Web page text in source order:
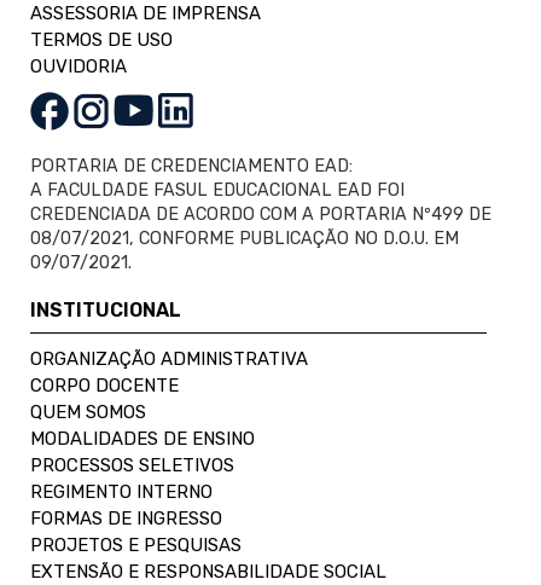
ASSESSORIA DE IMPRENSA
TERMOS DE USO
OUVIDORIA
PORTARIA DE CREDENCIAMENTO EAD:
A FACULDADE FASUL EDUCACIONAL EAD FOI
CREDENCIADA DE ACORDO COM A PORTARIA Nº499 DE
08/07/2021, CONFORME PUBLICAÇÃO NO D.O.U. EM
09/07/2021.
INSTITUCIONAL
ORGANIZAÇÃO ADMINISTRATIVA
CORPO DOCENTE
QUEM SOMOS
MODALIDADES DE ENSINO
PROCESSOS SELETIVOS
REGIMENTO INTERNO
FORMAS DE INGRESSO
PROJETOS E PESQUISAS
EXTENSÃO E RESPONSABILIDADE SOCIAL